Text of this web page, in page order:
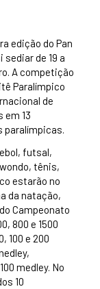
edição do Pan
de 19 a
A competição
Paralímpico
de
em 13
futsal,
tênis,
estarão no
da natação,
Campeonato
800 e 1500
100 e 200
medley. No
10